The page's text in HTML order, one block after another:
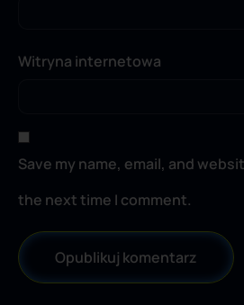
Witryna internetowa
Save my name, email, and
the next time I comment.